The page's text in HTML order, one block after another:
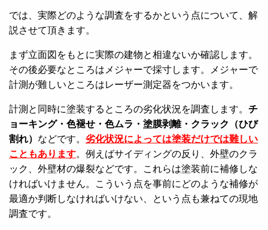
では、実際どのような調査をするかという点について、解
説させて頂きます。
まず立面図をもとに実際の建物と相違ないか確認します。
その後必要なところはメジャーで採寸します。メジャーで
計測が難しいところはレーザー測定器をつかいます。
計測と同時に塗装するところの劣化状況を調査します。 チ
ョーキング・色褪せ・色ムラ・塗膜剥離・クラック（ひび
割れ） などです。 劣化状況によっては塗装だけでは難しい
こともあります。例えばサイディングの反り、外壁のクラ
ック、外壁材の爆裂などです。これらは塗装前に補修しな
ければいけません。こういう点を事前にどのような補修が
最適か判断しなければいけない、という点も兼ねての現地
調査です。